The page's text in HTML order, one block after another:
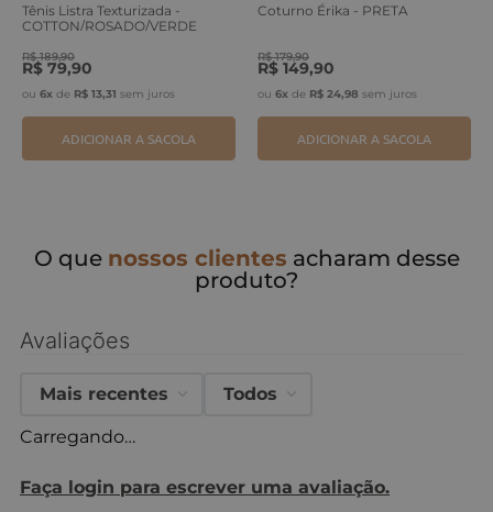
Tênis Listra Texturizada -
COTTON/ROSADO/VERDE
R$ 189,90
R$ 79,90
ou 6x de R$ 13,31 sem juros
ADICIONAR A SACOLA
Coturno Érika - PRETA
R$ 179,90
R$ 149,90
ou 6x de R$ 24,98 sem juros
ADICIONAR A SACOLA
O que nossos clientes acharam desse
produto?
Avaliações
Carregando…
Faça login para escrever uma avaliação.
Mais recentes Todos